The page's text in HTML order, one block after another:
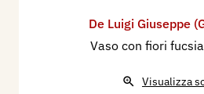
De Luigi Giuseppe
Vaso con fiori fucsia
Visualizza